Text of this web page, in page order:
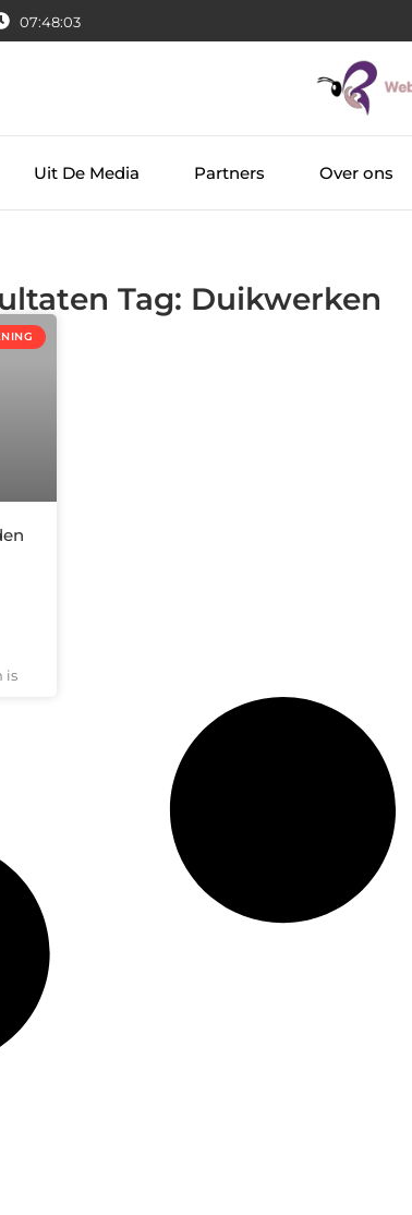
07:48:04
Uit De Media Partners Over ons
Tag: Duikwerken
is